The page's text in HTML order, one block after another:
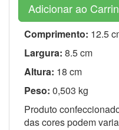
Adicionar ao
Comprimento: 12.5
Largura: 8.5 cm
Altura: 18 cm
Peso: 0,503 kg
Produto
das cores podem